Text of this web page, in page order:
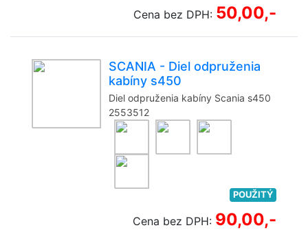
Cena bez DPH: 50,00,-
SCANIA - Diel odpruženia
kabíny s450
Diel odpruženia kabíny Scania s450
2553512
POUŽITÝ
Cena bez DPH: 90,00,-